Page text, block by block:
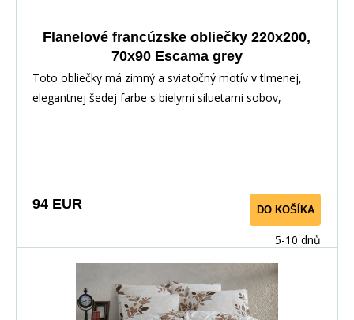
Flanelové francúzske obliečky 220x200,
70x90 Escama grey
Toto obliečky má zimný a sviatočný motív v tlmenej,
elegantnej šedej farbe s bielymi siluetami sobov,
atmosféru ako stvorenú pre chladné zimné večery.
Obliečky navodzujú dojem zasneženej krajiny a sú
ideálnou voľbou pre zimnú sezónu alebo ako štýlová
94 EUR DO KOŠÍKA
5-10 dnů